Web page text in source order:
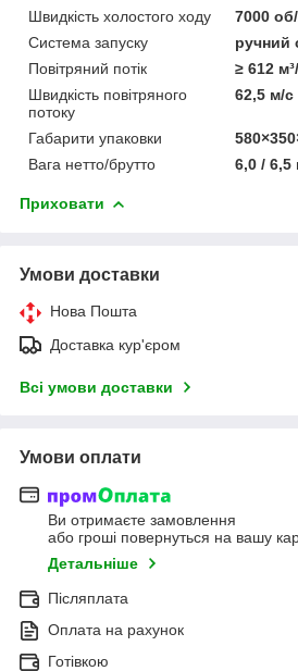
Швидкість холостого ходу
7000
Система запуску
ручний
Повітряний потік
≥ 612
Швидкість повітряного
потоку
62,5 м/с
Габарити упаковки
Вага нетто/брутто
6,0 / 6,5
Приховати
Умови доставки
Нова Пошта
Доставка кур'єром
Всі умови доставки
Умови оплати
Ви отримаєте замовлення
або гроші повернуться на вашу
Детальніше
Післяплата
Оплата на рахунок
Готівкою